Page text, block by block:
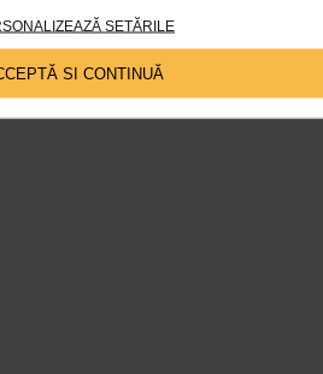
SETĂRILE
SI CONTINUĂ